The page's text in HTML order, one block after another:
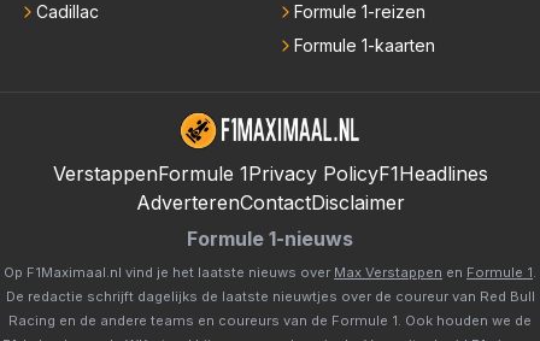
Cadillac
Formule 1-reizen
Formule 1-kaarten
VerstappenFormule 1Privacy PolicyF1Headlines
AdverterenContactDisclaimer
Formule 1-nieuws
Op F1Maximaal.nl vind je het laatste nieuws over Max Verstappen en Formule 1.
De redactie schrijft dagelijks de laatste nieuwtjes over de coureur van Red Bull
Racing en de andere teams en coureurs van de Formule 1. Ook houden we de